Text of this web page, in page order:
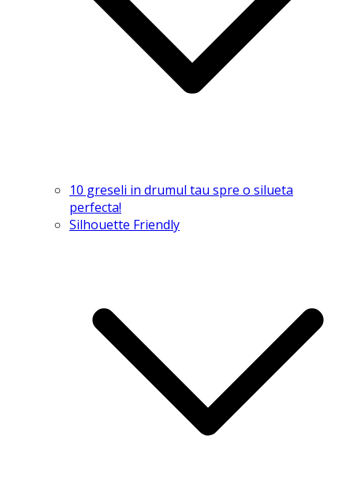
10 greseli in drumul tau spre o silueta
perfecta!
Silhouette Friendly